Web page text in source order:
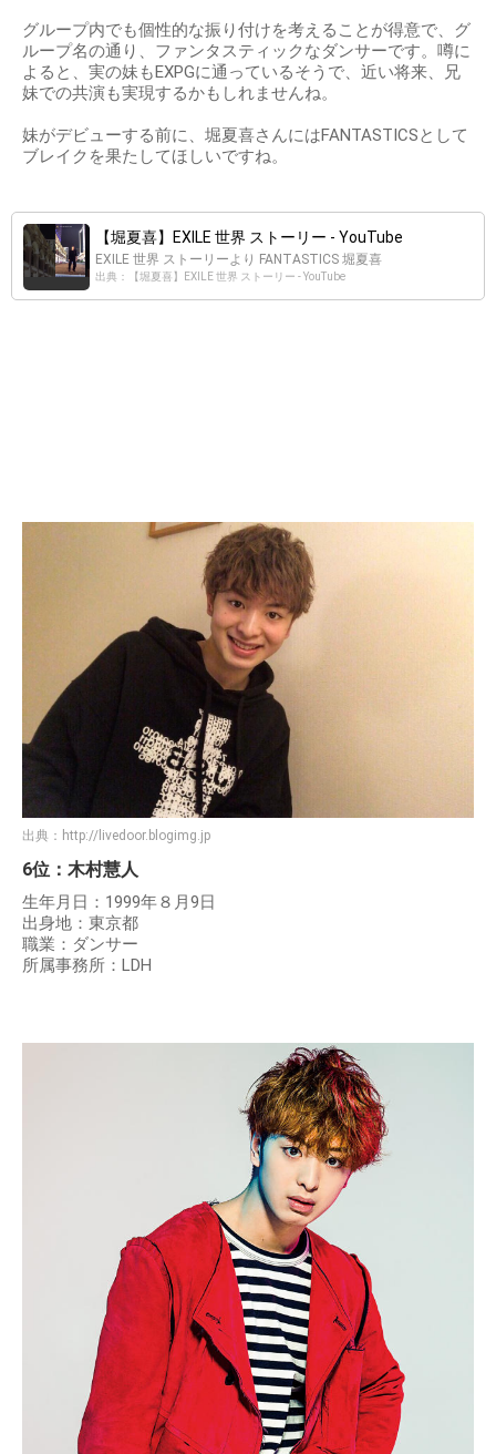
グループ内でも個性的な振り付けを考えることが得意で、グ
ループ名の通り、ファンタスティックなダンサーです。噂に
よると、実の妹もEXPGに通っているそうで、近い将来、兄
妹での共演も実現するかもしれませんね。
妹がデビューする前に、堀夏喜さんにはFANTASTICSとして
ブレイクを果たしてほしいですね。
【堀夏喜】EXILE 世界 ストーリー - YouTube
EXILE 世界 ストーリーより FANTASTICS 堀夏喜
出典：【堀夏喜】EXILE 世界 ストーリー - YouTube
出典： http://livedoor.blogimg.jp
6位：木村慧人
生年月日：1999年８月9日
出身地：東京都
職業：ダンサー
所属事務所：LDH